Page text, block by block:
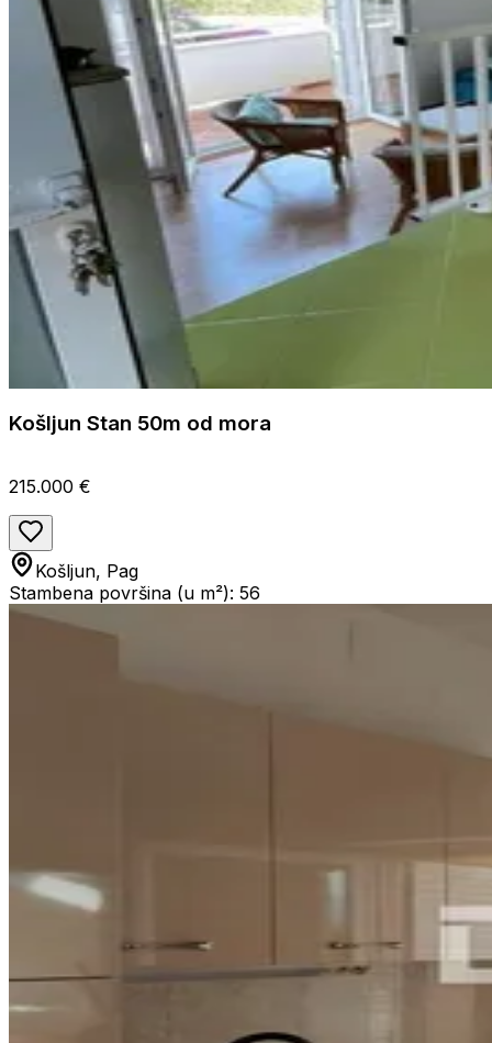
Košljun Stan 50m od mora
215.000 €
Košljun, Pag
Stambena površina (u m²): 56